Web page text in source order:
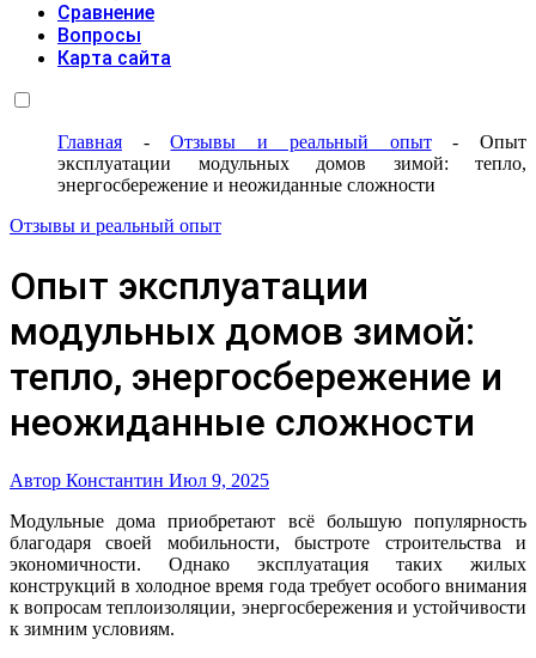
Сравнение
Вопросы
Карта сайта
Главная -Отзывы и реальный опыт-Опыт
эксплуатации модульных домов зимой: тепло,
энергосбережение и неожиданные сложности
Отзывы и реальный опыт
Опыт эксплуатации
модульных домов зимой:
тепло, энергосбережение и
неожиданные сложности
Автор Константин Июл 9, 2025
Модульные дома приобретают всё большую популярность
благодаря своей мобильности, быстроте строительства и
экономичности. Однако эксплуатация таких жилых
конструкций в холодное время года требует особого внимания
к вопросам теплоизоляции, энергосбережения и устойчивости
к зимним условиям.